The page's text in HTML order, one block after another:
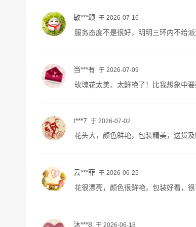
敏***颂 于 2026-07-16
服务态度不是很好，明明三环内不给
当***有 于 2026-07-09
玫瑰花太美、太鲜艳了！比我想象中
t***7 于 2026-07-02
花头大，颜色鲜艳，包装精美，送货
云***菲 于 2026-06-25
花很漂亮，颜色很鲜艳，包装好看，
沐***8 于 2026-06-18